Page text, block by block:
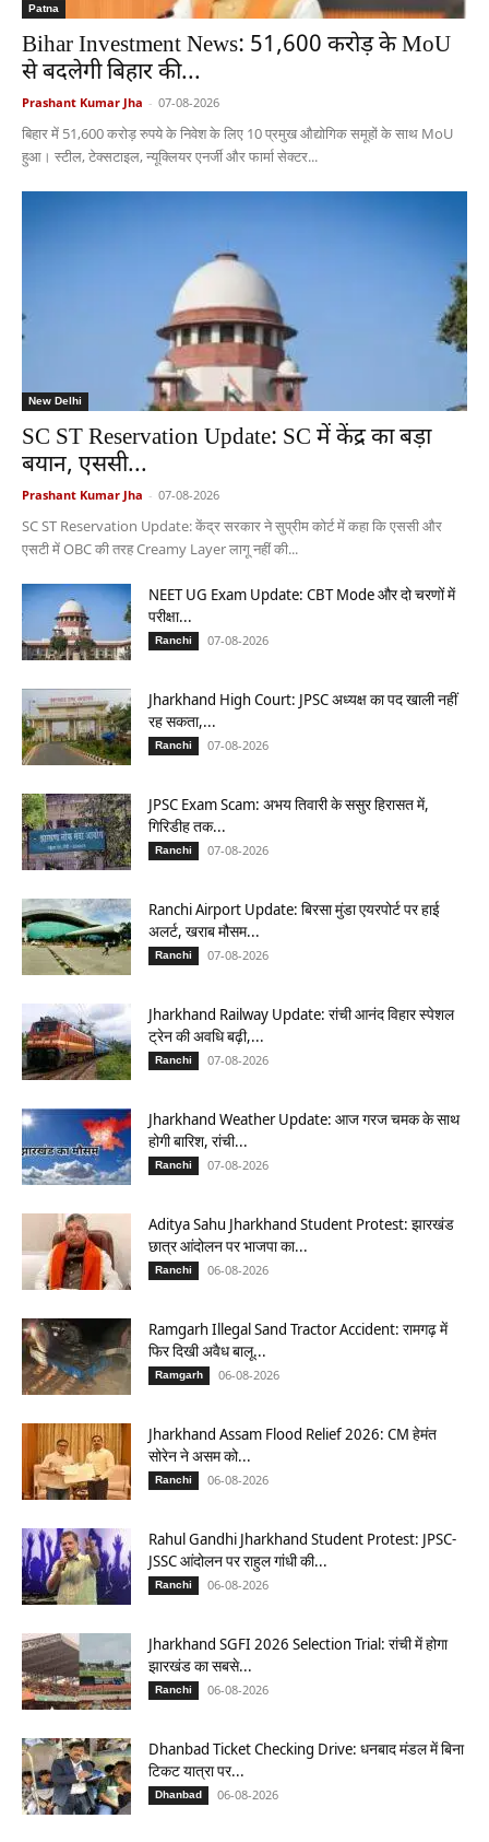
Patna
Bihar Investment News: 51,600 करोड़ के MoU
से बदलेगी बिहार की...
Prashant Kumar Jha - 07-08-2026
बिहार में 51,600 करोड़ रुपये के निवेश के लिए 10 प्रमुख औद्योगिक समूहों के साथ MoU
हुआ। स्टील, टेक्सटाइल, न्यूक्लियर एनर्जी और फार्मा सेक्टर...
New Delhi
SC ST Reservation Update: SC में केंद्र का बड़ा
बयान, एससी...
Prashant Kumar Jha - 07-08-2026
SC ST Reservation Update: केंद्र सरकार ने सुप्रीम कोर्ट में कहा कि एससी और
एसटी में OBC की तरह Creamy Layer लागू नहीं की...
NEET UG Exam Update: CBT Mode और दो चरणों में
परीक्षा...
Ranchi 07-08-2026
Jharkhand High Court: JPSC अध्यक्ष का पद खाली नहीं
रह सकता,...
Ranchi 07-08-2026
JPSC Exam Scam: अभय तिवारी के ससुर हिरासत में,
गिरिडीह तक...
Ranchi 07-08-2026
Ranchi Airport Update: बिरसा मुंडा एयरपोर्ट पर हाई
अलर्ट, खराब मौसम...
Ranchi 07-08-2026
Jharkhand Railway Update: रांची आनंद विहार स्पेशल
ट्रेन की अवधि बढ़ी,...
Ranchi 07-08-2026
Jharkhand Weather Update: आज गरज चमक के साथ
होगी बारिश, रांची...
Ranchi 07-08-2026
Aditya Sahu Jharkhand Student Protest: झारखंड
छात्र आंदोलन पर भाजपा का...
Ranchi 06-08-2026
Ramgarh Illegal Sand Tractor Accident: रामगढ़ में
फिर दिखी अवैध बालू...
Ramgarh 06-08-2026
Jharkhand Assam Flood Relief 2026: CM हेमंत
सोरेन ने असम को...
Ranchi 06-08-2026
Rahul Gandhi Jharkhand Student Protest: JPSC-
JSSC आंदोलन पर राहुल गांधी की...
Ranchi 06-08-2026
Jharkhand SGFI 2026 Selection Trial: रांची में होगा
झारखंड का सबसे...
Ranchi 06-08-2026
Dhanbad Ticket Checking Drive: धनबाद मंडल में बिना
टिकट यात्रा पर...
Dhanbad 06-08-2026